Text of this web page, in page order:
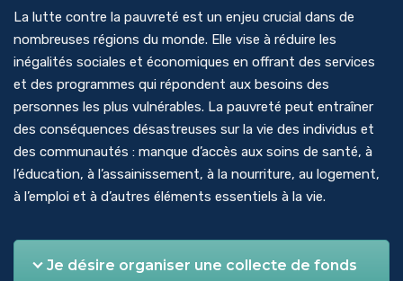
La lutte contre la pauvreté est un enjeu crucial dans de
nombreuses régions du monde. Elle vise à réduire les
inégalités sociales et économiques en offrant des services
et des programmes qui répondent aux besoins des
personnes les plus vulnérables. La pauvreté peut entraîner
des conséquences désastreuses sur la vie des individus et
des communautés : manque d’accès aux soins de santé, à
l’éducation, à l’assainissement, à la nourriture, au logement,
à l’emploi et à d’autres éléments essentiels à la vie.
Je désire organiser une collecte de fonds